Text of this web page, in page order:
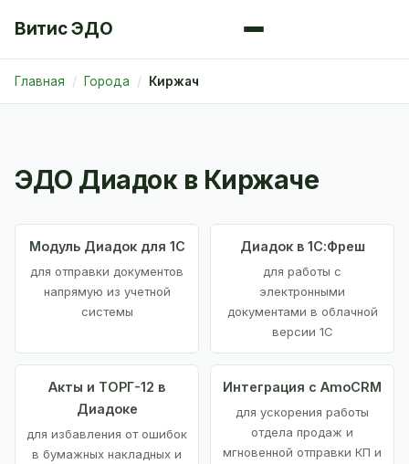
Витис ЭДО
Главная Города Киржач
ЭДО Диадок в Киржаче
Модуль Диадок для 1С
для отправки документов
напрямую из учетной
системы
Диадок в 1С:Фреш
для работы с
электронными
документами в облачной
версии 1С
Акты и ТОРГ-12 в
Диадоке
для избавления от ошибок
в бумажных накладных и
Интеграция с AmoCRM
для ускорения работы
отдела продаж и
мгновенной отправки КП и